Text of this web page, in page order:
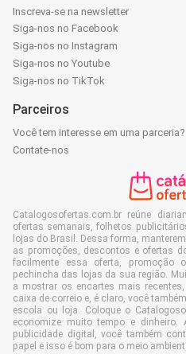
Inscreva-se na newsletter
Siga-nos no Facebook
Siga-nos no Instagram
Siga-nos no Youtube
Siga-nos no TikTok
Parceiros
Você tem interesse em uma parceria?
Contate-nos
Catalogosofertas.com.br reúne
ofertas semanais, folhetos
lojas do Brasil. Dessa forma,
as promoções, descontos e ofertas
facilmente essa oferta, promoção
pechincha das lojas da sua região.
a mostrar os encartes mais
caixa de correio e, é claro, você
escola ou loja. Coloque o
economize muito tempo e
publicidade digital, você também
papel e isso é bom para o meio